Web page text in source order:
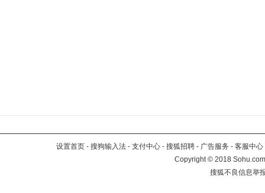
设置首页 - 搜狗输入法 - 支付中心 - 搜狐招聘 - 广告服务 - 客服中心
Copyright©2018
搜狐不良信息举